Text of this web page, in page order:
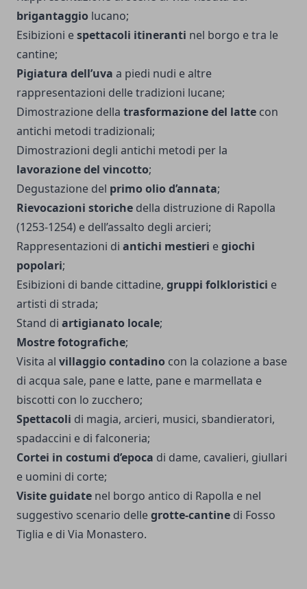
brigantaggio lucano;
Esibizioni espettacoli itineranti nel borgo e tra le
cantine;
Pigiatura dell’uva a piedi nudi e altre
rappresentazioni delle tradizioni lucane;
Dimostrazione della trasformazione del latte con
antichi metodi tradizionali;
Dimostrazioni degli antichi metodi per la
lavorazione del vincotto;
Degustazione del primo olio d’annata;
Rievocazioni storiche della distruzione di Rapolla
(1253-1254) e dell’assalto degli arcieri;
Rappresentazioni di antichi mestieri egiochi
popolari;
Esibizioni di bande cittadine, gruppi folkloristici e
artisti di strada;
Stand di artigianato locale;
Mostre fotografiche;
Visita al villaggio contadino con la colazione a base
di acqua sale, pane e latte, pane e marmellata e
biscotti con lo zucchero;
Spettacoli di magia, arcieri, musici, sbandieratori,
spadaccini e di falconeria;
Cortei in costumi d’epoca di dame, cavalieri, giullari
e uomini di corte;
Visite guidate nel borgo antico di Rapolla e nel
suggestivo scenario dellegrotte-cantine di Fosso
Tiglia e di Via Monastero.